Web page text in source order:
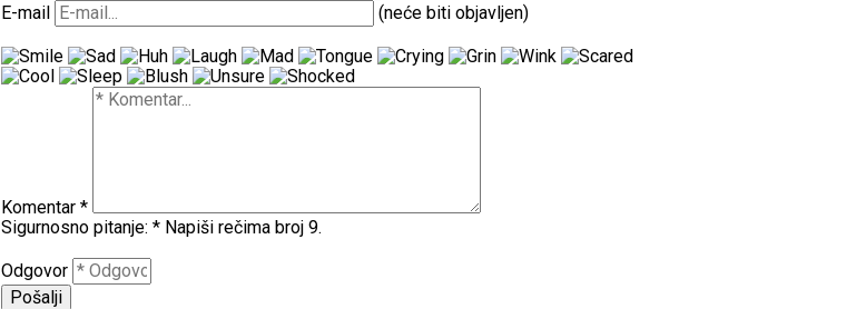
E-mail
(neće biti objavljen)
Komentar *
Sigurnosno pitanje: * Napiši rečima broj 9.
Odgovor